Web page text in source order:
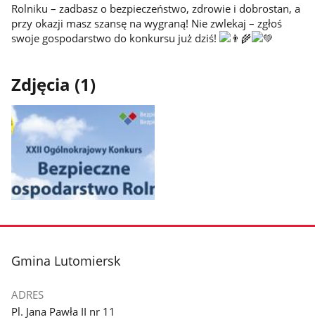
Rolniku – zadbasz o bezpieczeństwo, zdrowie i dobrostan, a
przy okazji masz szansę na wygraną! Nie zwlekaj – zgłoś
swoje gospodarstwo do konkursu już dziś!
Zdjęcia (1)
galerii.
stopka
Gmina Lutomiersk
ADRES
Pl. Jana Pawła II nr 11